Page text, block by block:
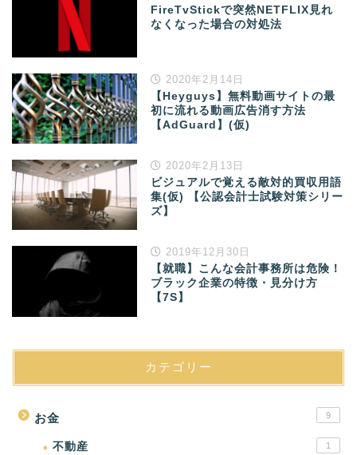
FireTvStickで突然NETFLIX見れ
なくなった場合の対処法
2020年2月14日
【Heyguys】無料動画サイトの最
初に流れる動画広告消す方法
【AdGuard】(仮)
2020年2月13日
ビジュアルで覚える敵対的買収用語
集(仮) 【公認会計士試験対策シリー
ズ】
2019年12月30日
【就職】こんな会計事務所は危険！
ブラック企業の特徴・見分け方
【7S】
カテゴリー
お金 9
不動産 1